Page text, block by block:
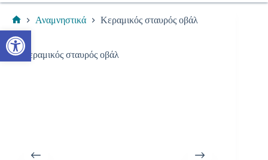
Αρχική
σελίδα
Αναμνηστικά Κεραμικός σταυρός οβάλ
Ανοίξτε τη γραμμή εργαλείων